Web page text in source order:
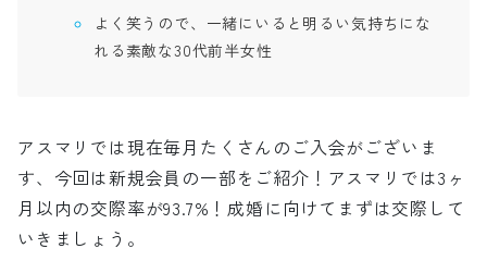
よく笑うので、一緒にいると明るい気持ちにな
れる素敵な30代前半女性
アスマリでは現在毎月たくさんのご入会がございま
す、今回は新規会員の一部をご紹介！アスマリでは3ヶ
月以内の交際率が93.7%！成婚に向けてまずは交際して
いきましょう。